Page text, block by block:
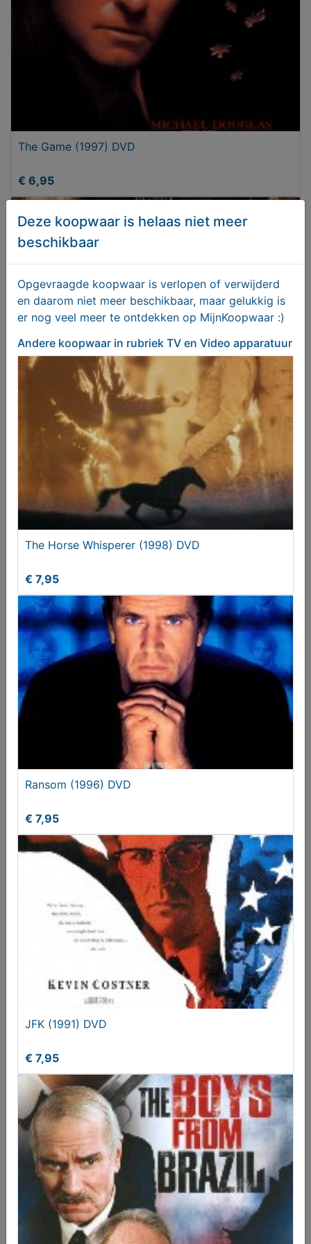
The Game (1997) DVD
€ 6,95
Se7en (1995) DVD
Die Hard with a Vengeance (1995) DVD
€ 4,95
Malice (1993) VHS
Bounce (2000) VHS
Vanaf € 2,50
Deze koopwaar is helaas niet meer
beschikbaar
Opgevraagde koopwaar is verlopen of verwijderd
en daarom niet meer beschikbaar, maar gelukkig is
er nog veel meer te ontdekken op MijnKoopwaar :)
Andere koopwaar in rubriek TV en Video apparatuur
The Horse Whisperer (1998) DVD
€ 7,95
Ransom (1996) DVD
€ 7,95
JFK (1991) DVD
€ 7,95